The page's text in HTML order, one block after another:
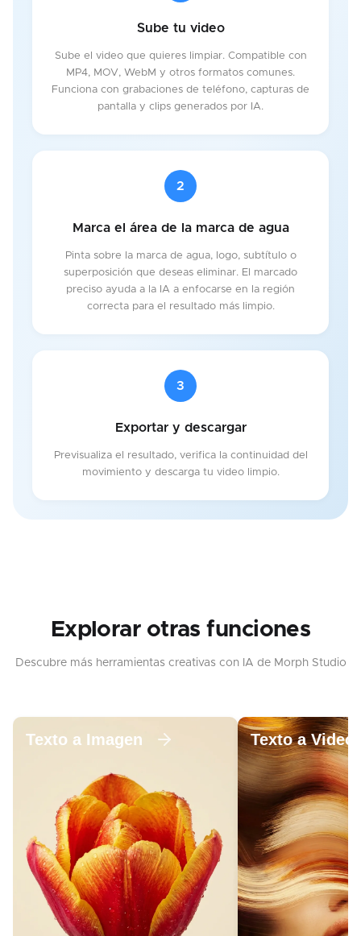
Sube tu video
Sube el video que quieres limpiar. Compatible con
MP4, MOV, WebM y otros formatos comunes.
Funciona con grabaciones de teléfono, capturas de
pantalla y clips generados por IA.
2
Marca el área de la marca de agua
Pinta sobre la marca de agua, logo, subtítulo o
superposición que deseas eliminar. El marcado
preciso ayuda a la IA a enfocarse en la región
correcta para el resultado más limpio.
3
Exportar y descargar
Previsualiza el resultado, verifica la continuidad del
movimiento y descarga tu video limpio.
Explorar otras funciones
Descubre más herramientas creativas con IA de Morph Studio
Texto a Imagen Texto a Video